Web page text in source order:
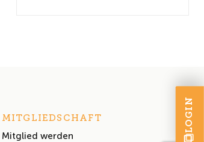
MITGLIEDSCHAFT
Mitglied werden
LOGIN